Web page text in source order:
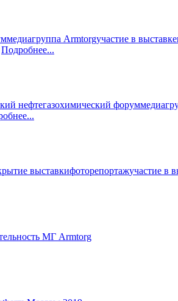
медиагруппа Armtorgучастие в выставке
Подробнее...
нефтегазохимический форум
выставкифоторепортажучастие в
МГ Armtorg